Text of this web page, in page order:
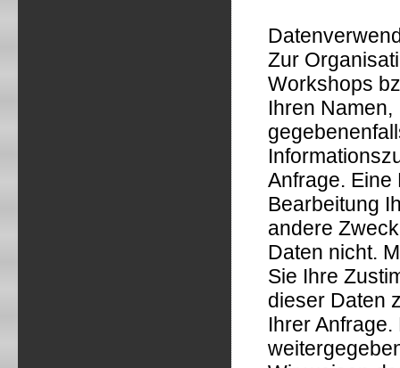
Zur
Workshops
Ihren Namen,
Anfrage. Eine
Bearbeitung
andere
Daten nicht.
Sie Ihre
dieser Daten
Ihrer